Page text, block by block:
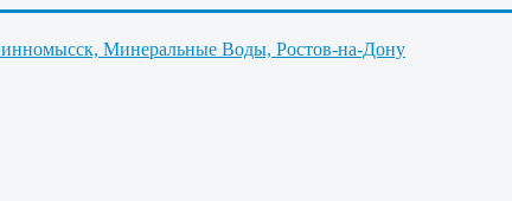
Минеральные Воды, Ростов-на-Дону